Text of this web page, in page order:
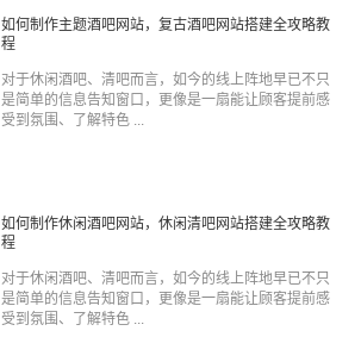
如何制作主题酒吧网站，复古酒吧网站搭建全攻略教
程
对于休闲酒吧、清吧而言，如今的线上阵地早已不只
是简单的信息告知窗口，更像是一扇能让顾客提前感
受到氛围、了解特色 ...
如何制作休闲酒吧网站，休闲清吧网站搭建全攻略教
程
对于休闲酒吧、清吧而言，如今的线上阵地早已不只
是简单的信息告知窗口，更像是一扇能让顾客提前感
受到氛围、了解特色 ...